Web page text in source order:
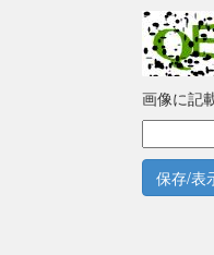
画像に記
保存/表